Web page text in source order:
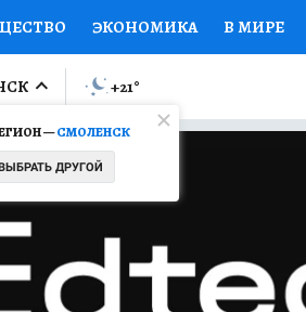
ЭКОНОМИКА В МИРЕ
ПРОИСШЕСТВИЯ
МИР Я ЗНАЮ СЕМЬЯ
СЕРИАЛЫ
КОНКУРСЫ
—СМОЛЕНСК
ДРУГОЙ
+21°